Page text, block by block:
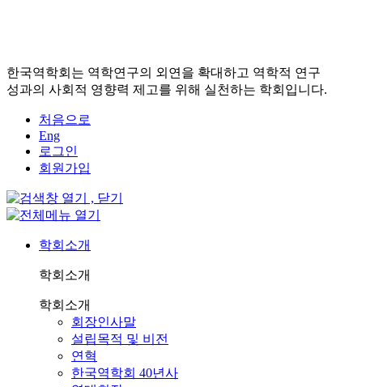
한국역학회는 역학연구의 외연을 확대하고 역학적 연구
성과의 사회적 영향력 제고를 위해 실천하는 학회입니다.
처음으로
Eng
로그인
회원가입
학회소개
학회소개
학회소개
회장인사말
설립목적 및 비전
연혁
한국역학회 40년사